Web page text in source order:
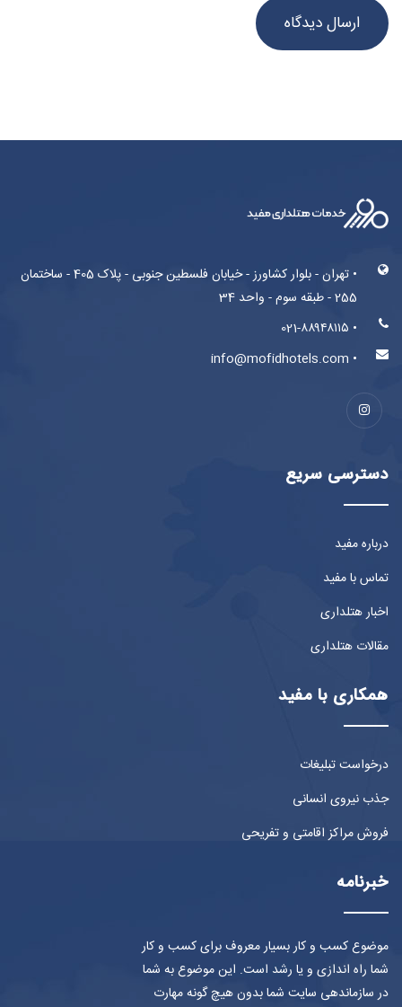
• تهران - بلوار کشاورز - خیابان فلسطین جنوبی - پلاک 405 - ساختمان
255 - طبقه سوم - واحد 34
• 021-۸۸۹۴۸۱۱۵
• info@mofidhotels.com
دسترسی سریع
درباره مفید
تماس با مفید
اخبار هتلداری
مقالات هتلداری
همکاری با مفید
درخواست تبلیغات
جذب نیروی انسانی
فروش مراکز اقامتی و تفریحی
خبرنامه
موضوع کسب و کار بسیار معروف برای کسب و کار
شما راه اندازی و یا رشد است. این موضوع به شما
در سازماندهی سایت شما بدون هیچ گونه مهارت